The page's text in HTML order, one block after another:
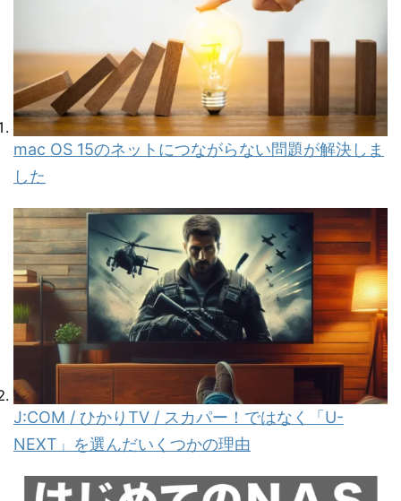
mac OS 15のネットにつながらない問題が解決しま
した
J:COM / ひかりTV / スカパー！ではなく「U-
NEXT」を選んだいくつかの理由